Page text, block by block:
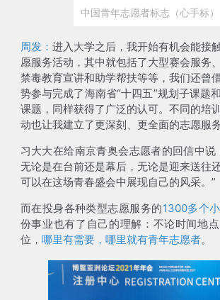
中国青年志愿者标志（心手标）
周发： 进入大学之后，我开始有机会能接
愿服务活动，其中就包括了大型赛会服务
禁毒教育宣讲和助学帮扶等等 ，我们还曾
势参与完成了海南省“十四五”规划子课题
课题，同样获得了广泛的认可。不同的培
动也让我建立了更深刻、更全面的志愿服
习大大在给南京青奥会志愿者的回信中说
无论是在台前还是幕后，无论是迎来送往
可以在这场青春盛会中展现自己的风采。”
而在投身各种类型志愿服务的1300多个
份事业也有了自己的理解：不论时间地
位， 哪里有需要，哪里就有青年志愿者。